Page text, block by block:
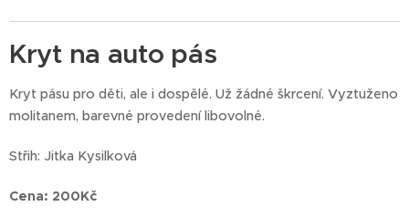
Kryt na auto pás
Kryt pásu pro děti, ale i dospělé. Už žádné škrcení. Vyztuženo
molitanem, barevné provedení libovolné.
Střih: Jitka Kysilková
Cena: 200Kč